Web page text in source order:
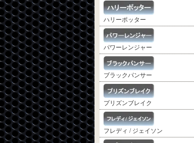
ハリーポッター
パワーレンジャー
ブラックパンサー
プリズンブレイク
フレディ / ジェイソン